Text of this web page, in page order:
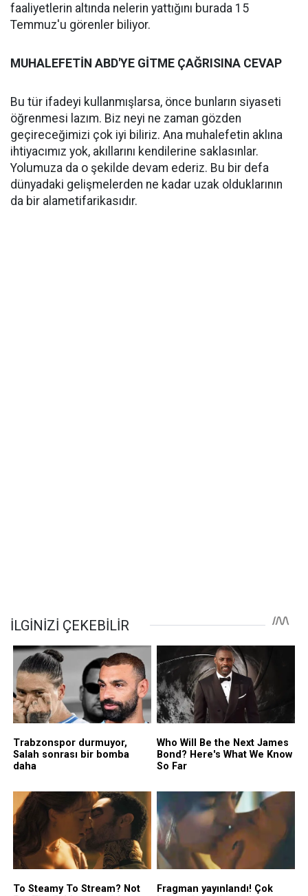
faaliyetlerin altında nelerin yattığını burada 15
Temmuz'u görenler biliyor.
MUHALEFETİN ABD'YE GİTME ÇAĞRISINA CEVAP
Bu tür ifadeyi kullanmışlarsa, önce bunların siyaseti
öğrenmesi lazım. Biz neyi ne zaman gözden
geçireceğimizi çok iyi biliriz. Ana muhalefetin aklına
ihtiyacımız yok, akıllarını kendilerine saklasınlar.
Yolumuza da o şekilde devam ederiz. Bu bir defa
dünyadaki gelişmelerden ne kadar uzak olduklarının
da bir alametifarikasıdır.